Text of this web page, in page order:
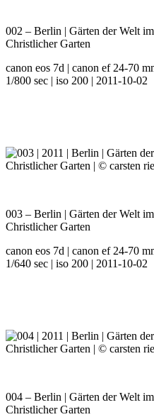
002 – Berlin | Gärten der Welt
Christlicher Garten
canon eos 7d | canon ef 24-70
1/800 sec | iso 200 | 2011-10-02
003 – Berlin | Gärten der Welt
Christlicher Garten
canon eos 7d | canon ef 24-70
1/640 sec | iso 200 | 2011-10-02
004 – Berlin | Gärten der Welt
Christlicher Garten